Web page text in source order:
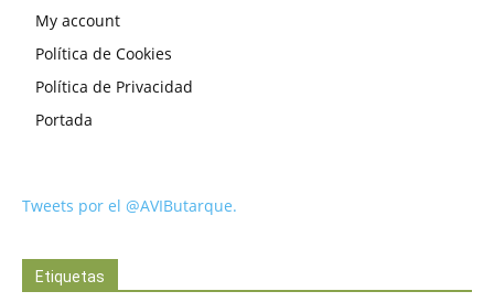
My account
Política de Cookies
Política de Privacidad
Portada
Tweets por el @AVIButarque.
Etiquetas